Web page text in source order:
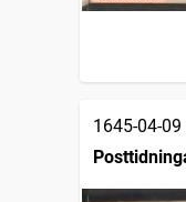
1645-04-09